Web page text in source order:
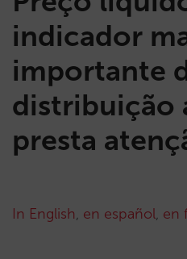
indicador
importante
distribuição
presta
In English, en español, en